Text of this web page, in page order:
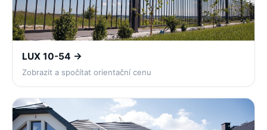
LUX 10-54 →
Zobrazit a spočítat orientační cenu